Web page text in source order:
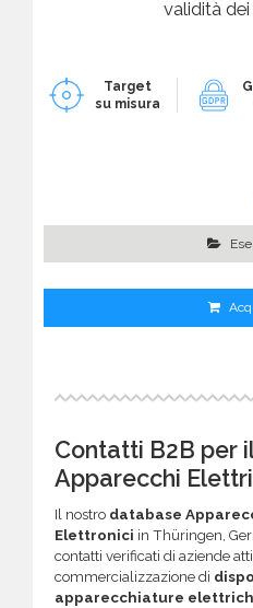
validità dei
Target
su misura
Contatti B2B per
Apparecchi
Il nostro database
Elettronici in Thüringen,
contatti verificati di aziende
commercializzazione di
apparecchiature